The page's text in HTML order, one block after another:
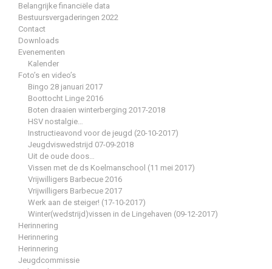
Belangrijke financiële data
Bestuursvergaderingen 2022
Contact
Downloads
Evenementen
Kalender
Foto’s en video’s
Bingo 28 januari 2017
Boottocht Linge 2016
Boten draaien winterberging 2017-2018
HSV nostalgie…
Instructieavond voor de jeugd (20-10-2017)
Jeugdviswedstrijd 07-09-2018
Uit de oude doos…
Vissen met de ds Koelmanschool (11 mei 2017)
Vrijwilligers Barbecue 2016
Vrijwilligers Barbecue 2017
Werk aan de steiger! (17-10-2017)
Winter(wedstrijd)vissen in de Lingehaven (09-12-2017)
Herinnering
Herinnering
Herinnering
Jeugdcommissie